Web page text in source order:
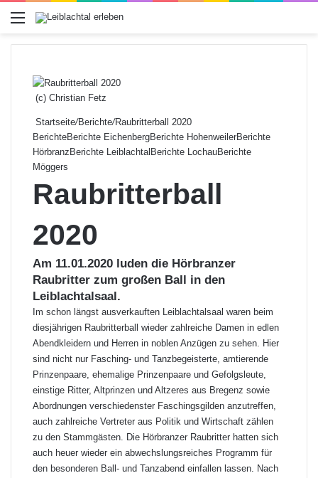
Menü
(c) Christian Fetz
Startseite/Berichte/Raubritterball 2020
BerichteBerichte EichenbergBerichte HohenweilerBerichte
Hörbranz Berichte Leiblachtal Berichte LochauBerichte
Möggers
Raubritterball
2020
Am 11.01.2020 luden die Hörbranzer
Raubritter zum großen Ball in den
Leiblachtalsaal.
Im schon längst ausverkauften Leiblachtalsaal waren beim
diesjährigen Raubritterball wieder zahlreiche Damen in edlen
Abendkleidern und Herren in noblen Anzügen zu sehen. Hier
sind nicht nur Fasching- und Tanzbegeisterte, amtierende
Prinzenpaare, ehemalige Prinzenpaare und Gefolgsleute,
einstige Ritter, Altprinzen und Altzeres aus Bregenz sowie
Abordnungen verschiedenster Faschingsgilden anzutreffen,
auch zahlreiche Vertreter aus Politik und Wirtschaft zählen
zu den Stammgästen. Die Hörbranzer Raubritter hatten sich
auch heuer wieder ein abwechslungsreiches Programm für
den besonderen Ball- und Tanzabend einfallen lassen. Nach